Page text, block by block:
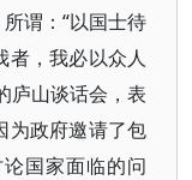
谓：“以国士待
者，我必以众人
庐山谈话会，表
为政府邀请了包
国家面临的问